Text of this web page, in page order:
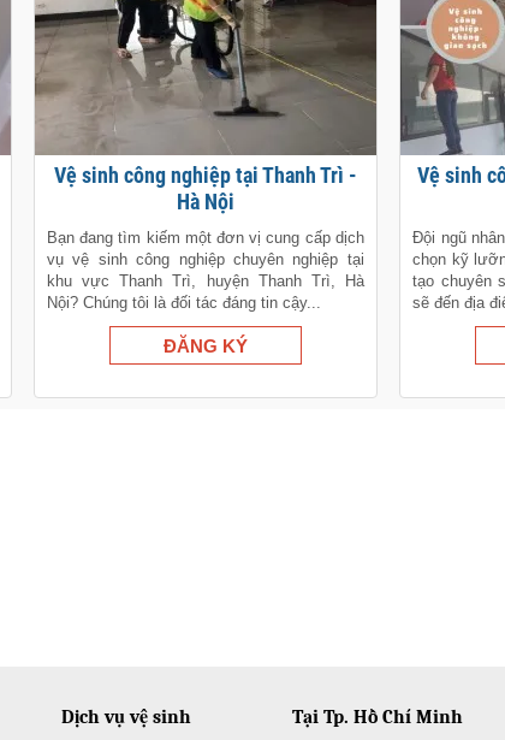
Vệ sinh công nghiệp tại Thanh Trì -
Hà Nội
Bạn đang tìm kiếm một đơn vị cung cấp dịch
vụ vệ sinh công nghiệp chuyên nghiệp tại
khu vực Thanh Trì, huyện Thanh Trì, Hà
Nội? Chúng tôi là đối tác đáng tin cậy...
Vệ sinh công nghiệp tại Thường Tín
Đội ngũ
chọn kỹ
tạo chuyên
sẽ đến địa
Dịch vụ vệ sinh Tại Tp. Hồ Chí Minh